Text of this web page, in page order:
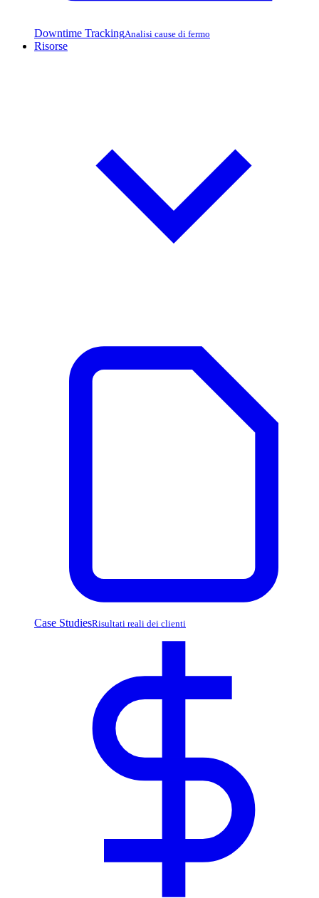
Downtime TrackingAnalisi cause di fermo
Risorse
Case StudiesRisultati reali dei clienti